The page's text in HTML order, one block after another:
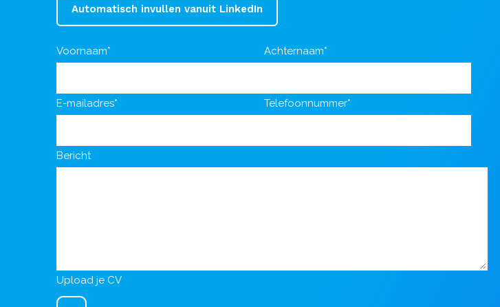
Automatisch invullen vanuit LinkedIn
Voornaam* Achternaam*
E-mailadres* Telefoonnummer*
Bericht
Upload je CV